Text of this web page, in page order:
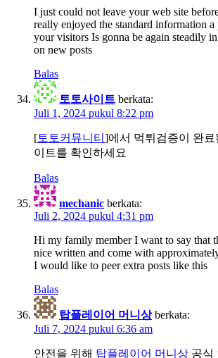
I just could not leave your web site
really enjoyed the standard information a
your visitors Is gonna be again steadily
on new posts
Balas
토토사이트 berkata:
Juli 1, 2024 pukul 8:22 pm
[토토커뮤니티 ]에서 먹튀검증이 완
이트를 확인하세요
Balas
mechanic berkata:
Juli 2, 2024 pukul 4:31 pm
Hi my family member I want to say that
nice written and come with
I would like to peer extra posts like this
Balas
탑플레이어 머니상 berkata:
Juli 7, 2024 pukul 6:36 am
안전을 위해 탑플레이어 머니상 공식